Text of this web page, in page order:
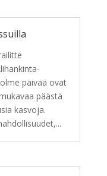
päivää ovat
päästä
kasvoja.